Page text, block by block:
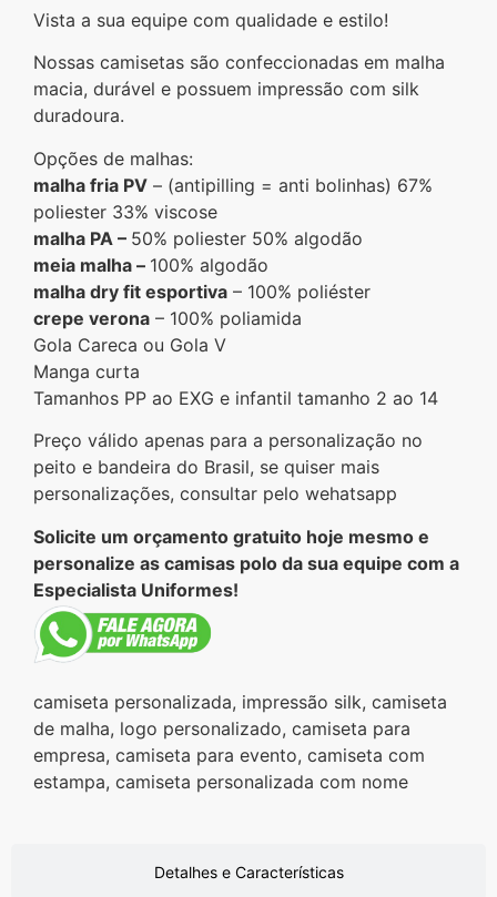
Detalhes e Características
Vista a sua equipe com qualidade e estilo!
Nossas camisetas são confeccionadas em malha
macia, durável e possuem impressão com silk
duradoura.
Opções de malhas:
malha fria PV – (antipilling = anti bolinhas) 67%
poliester 33% viscose
malha PA – 50% poliester 50% algodão
meia malha – 100% algodão
malha dry fit esportiva – 100% poliéster
crepe verona – 100% poliamida
Gola Careca ou Gola V
Manga curta
Tamanhos PP ao EXG e infantil tamanho 2 ao 14
Preço válido apenas para a personalização no
peito e bandeira do Brasil, se quiser mais
personalizações, consultar pelo wehatsapp
Solicite um orçamento gratuito hoje mesmo e
personalize as camisas polo da sua equipe com a
Especialista Uniformes!
camiseta personalizada, impressão silk, camiseta
de malha, logo personalizado, camiseta para
empresa, camiseta para evento, camiseta com
estampa, camiseta personalizada com nome